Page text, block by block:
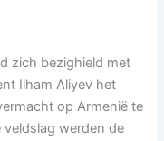
zich bezighield met
Ilham Aliyev het
op Armenië te
werden de